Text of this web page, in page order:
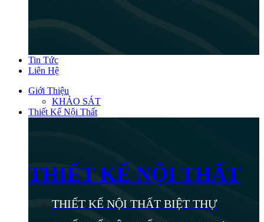
Tin Tức
Liên Hệ
Giới Thiệu
KHẢO SÁT
Thiết Kế Nội Thất
THIẾT KẾ NỘI THẤT
THIẾT KẾ NỘI THẤT BIỆT THỰ